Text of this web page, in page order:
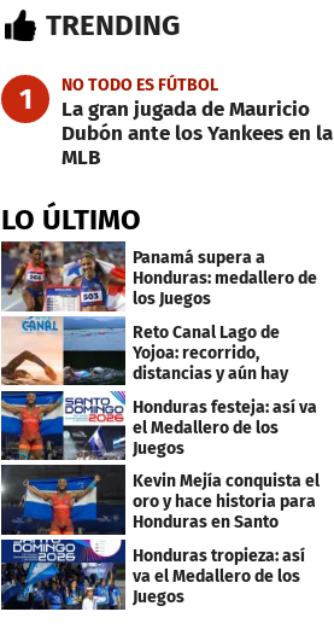
TRENDING
1 NO TODO ES FÚTBOL
La gran jugada de Mauricio
Dubón ante los Yankees en la
MLB
LO ÚLTIMO
Panamá supera a
Honduras: medallero de
los Juegos
Centroamericanos
Reto Canal Lago de
Yojoa: recorrido,
distancias y aún hay
Honduras festeja: así va
el Medallero de los
Juegos
Centroamericanos y
Caribe 2026
Kevin Mejía conquista el
oro y hace historia para
Honduras en Santo
Honduras tropieza: así
va el Medallero de los
Juegos